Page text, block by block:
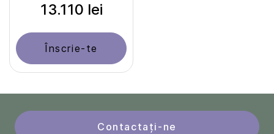
13.110 lei
Înscrie-te
Contactați-ne